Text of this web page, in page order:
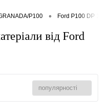
P100 • Ford P100 DP
від Ford